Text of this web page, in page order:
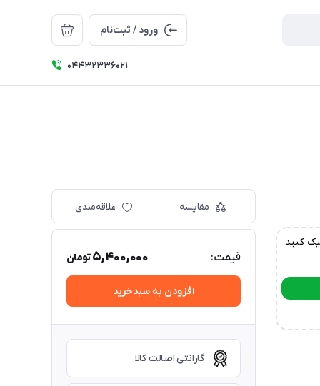
ورود / ثبت‌نام
04432336021
کنید
مقایسه علاقه‌مندی
قیمت: 5,400,000تومان
افزودن به سبدخرید
گارانتی اصالت کالا